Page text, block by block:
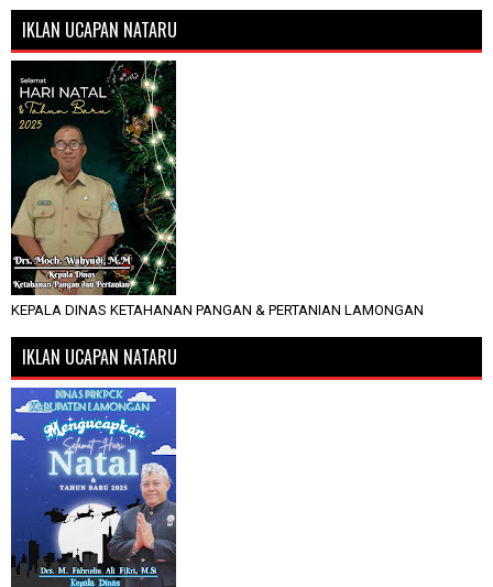
IKLAN UCAPAN NATARU
KEPALA DINAS KETAHANAN PANGAN & PERTANIAN LAMONGAN
IKLAN UCAPAN NATARU